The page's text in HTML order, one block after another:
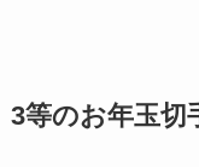
3等のお年玉切